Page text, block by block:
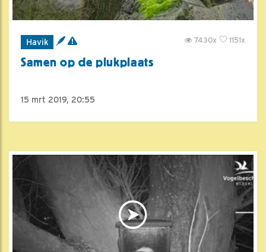
Havik 1151x
7430x
Samen op de plukplaats
15 mrt 2019, 20:55